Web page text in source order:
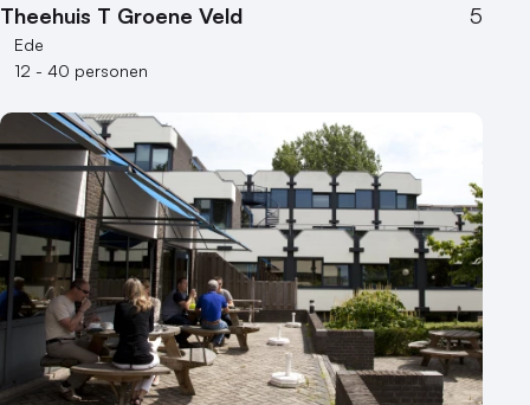
Theehuis T Groene Veld 5
Ede
12 - 40 personen